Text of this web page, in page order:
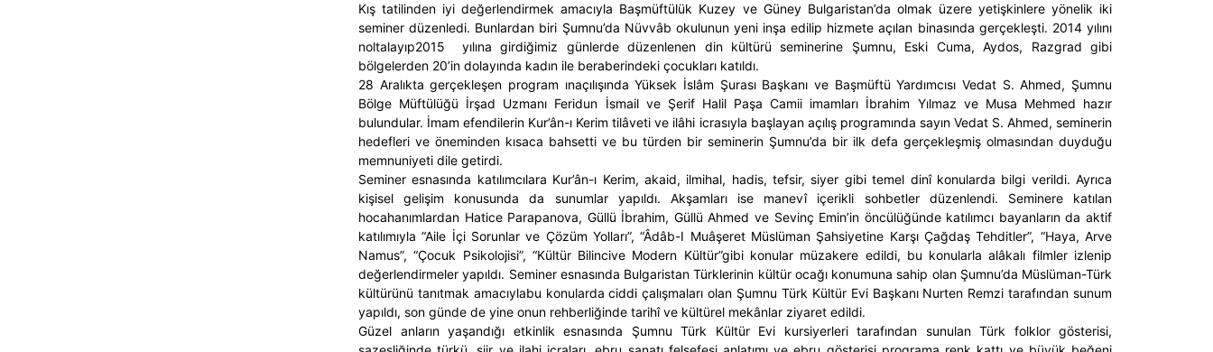
Kış tatilinden iyi değerlendirmek amacıyla Başmüftülük Kuzey ve Güney Bulgaristan’da olmak üzere yetişkinlere yönelik iki
seminer düzenledi. Bunlardan biri Şumnu’da Nüvvâb okulunun yeni inşa edilip hizmete açılan binasında gerçekleşti. 2014 yılını
noltalayıp2015 yılına girdiğimiz günlerde düzenlenen din kültürü seminerine Şumnu, Eski Cuma, Aydos, Razgrad gibi
bölgelerden 20’in dolayında kadın ile beraberindeki çocukları katıldı.
28 Aralıkta gerçekleşen program ınaçılışında Yüksek İslâm Şurası Başkanı ve Başmüftü Yardımcısı Vedat S. Ahmed, Şumnu
Bölge Müftülüğü İrşad Uzmanı Feridun İsmail ve Şerif Halil Paşa Camii imamları İbrahim Yılmaz ve Musa Mehmed hazır
bulundular. İmam efendilerin Kur’ân-ı Kerim tilâveti ve ilâhi icrasıyla başlayan açılış programında sayın Vedat S. Ahmed, seminerin
hedefleri ve öneminden kısaca bahsetti ve bu türden bir seminerin Şumnu’da bir ilk defa gerçekleşmiş olmasından duyduğu
memnuniyeti dile getirdi.
Seminer esnasında katılımcılara Kur’ân-ı Kerim, akaid, ilmihal, hadis, tefsir, siyer gibi temel dinî konularda bilgi verildi. Ayrıca
kişisel gelişim konusunda da sunumlar yapıldı. Akşamları ise manevî içerikli sohbetler düzenlendi. Seminere katılan
hocahanımlardan Hatice Parapanova, Güllü İbrahim, Güllü Ahmed ve Sevinç Emin’in öncülüğünde katılımcı bayanların da aktif
katılımıyla “Aile İçi Sorunlar ve Çözüm Yolları”, “Âdâb-I Muâşeret Müslüman Şahsiyetine Karşı Çağdaş Tehditler”, “Haya, Arve
Namus”, “Çocuk Psikolojisi”, “Kültür Bilincive Modern Kültür”gibi konular müzakere edildi, bu konularla alâkalı filmler izlenip
değerlendirmeler yapıldı. Seminer esnasında Bulgaristan Türklerinin kültür ocağı konumuna sahip olan Şumnu’da Müslüman-Türk
kültürünü tanıtmak amacıylabu konularda ciddi çalışmaları olan Şumnu Türk Kültür Evi Başkanı Nurten Remzi tarafından sunum
yapıldı, son günde de yine onun rehberliğinde tarihî ve kültürel mekânlar ziyaret edildi.
Güzel anların yaşandığı etkinlik esnasında Şumnu Türk Kültür Evi kursiyerleri tarafından sunulan Türk folklor gösterisi,